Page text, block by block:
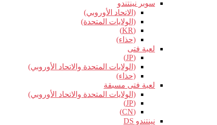
سوبر نينتندو
(الاتحاد الأوروبي)
(الولايات المتحدة)
(KR)
(حذاء)
لعبة فتى
(JP)
(الولايات المتحدة والاتحاد الأوروبي)
(حذاء)
لعبة فتى مسبقة
(الولايات المتحدة والاتحاد الأوروبي)
(JP)
(CN)
نينتندو DS